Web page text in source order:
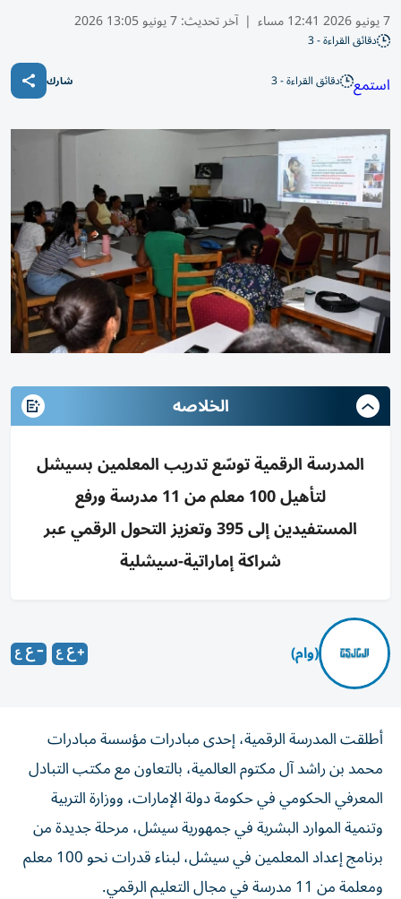
7 يونيو 2026 12:41 مساء | آخر تحديث:7 يونيو 13:05 2026
دقائق القراءة - 3
استمع دقائق القراءة - 3 شارك
الخلاصه
المدرسة الرقمية توسّع تدريب المعلمين بسيشل
لتأهيل 100 معلم من 11 مدرسة ورفع
المستفيدين إلى 395 وتعزيز التحول الرقمي عبر
شراكة إماراتية-سيشلية
(وام)
أطلقت المدرسة الرقمية، إحدى مبادرات مؤسسة مبادرات
محمد بن راشد آل مكتوم العالمية، بالتعاون مع مكتب التبادل
المعرفي الحكومي في حكومة دولة الإمارات، ووزارة التربية
وتنمية الموارد البشرية في جمهورية سيشل، مرحلة جديدة من
برنامج إعداد المعلمين في سيشل، لبناء قدرات نحو 100 معلم
ومعلمة من 11 مدرسة في مجال التعليم الرقمي.